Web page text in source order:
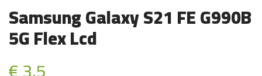
Samsung Galaxy S21 FE G990B
5G Flex Lcd